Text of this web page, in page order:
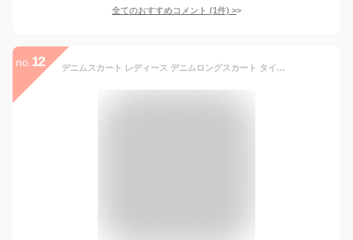
全てのおすすめコメント (1件) >
no. 12 デニムスカート レディース デニムロングスカート タイトスカート フレアー スリット ストレッチ ハイウエスト バックスリット 無地 痩せ見え マキシ丈 OL 通勤 H型 ペンシルスカート オールシーズン ビジネス セクシー